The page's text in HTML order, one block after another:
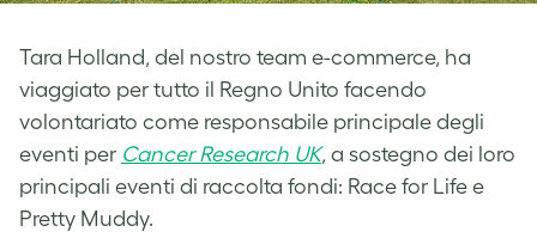
Tara Holland, del nostro team e-commerce, ha
viaggiato per tutto il Regno Unito facendo
volontariato come responsabile principale degli
eventi per Cancer Research UK, a sostegno dei loro
principali eventi di raccolta fondi: Race for Life e
Pretty Muddy.